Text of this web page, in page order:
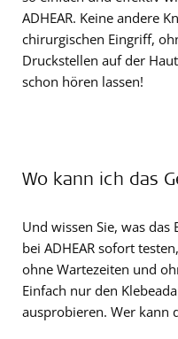
ADHEAR. Keine andere
chirurgischen Eingriff,
Druckstellen auf der
schon hören lassen!
Wo kann ich das
Und wissen Sie, was das
bei ADHEAR sofort
ohne Wartezeiten und
Einfach nur den
ausprobieren. Wer kann